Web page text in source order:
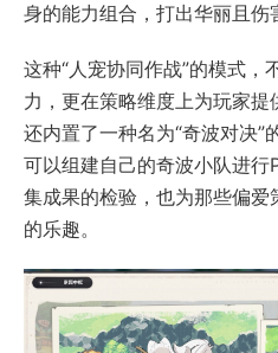
身的能力组合，打出华丽且伤
这种“人宠协同作战”的模式，
力，更在策略维度上为玩家
还内置了一种名为“奇波对决”
可以组建自己的奇波小队进行
集成果的检验，也为那些偏
的乐趣。